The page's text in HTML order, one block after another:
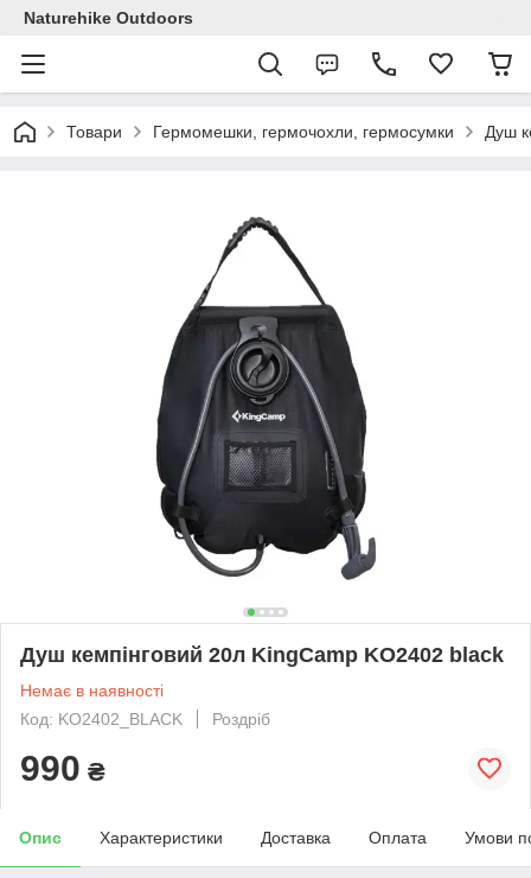
Naturehike Outdoors
Товари Гермомешки, гермочохли, гермосумки Душ
Душ кемпінговий 20л KingCamp KO2402 black
Немає в наявності
Код: KO2402_BLACK
Роздріб
990 ₴
Опис Характеристики Доставка Оплата Умови